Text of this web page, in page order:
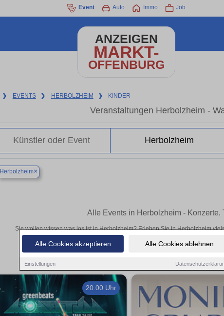
Alle Cookies akzeptieren Alle Cookies ablehnen
Einstellungen
Event Auto Immo Job
ANZEIGEN
MARKT-
OFFENBURG
❯ EVENTS ❯ HERBOLZHEIM ❯ KINDER
Veranstaltungen Herbolzheim -
Herbolzheim×
Alle Events in Herbolzheim - Konzerte,
Sie wollen wissen was los ist in Herbolzheim? Erleben Sie in Herbolzheim
Theateraufführungen oder aufregende Veranstaltungen in
20:00 Uhr